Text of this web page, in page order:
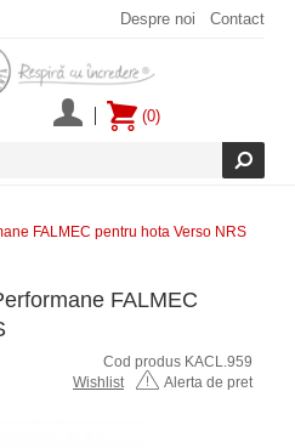
Despre noi Contact
(0)
FALMEC pentru hota Verso NRS
FALMEC
Cod produs KACL.959
Wishlist
Alerta de pret